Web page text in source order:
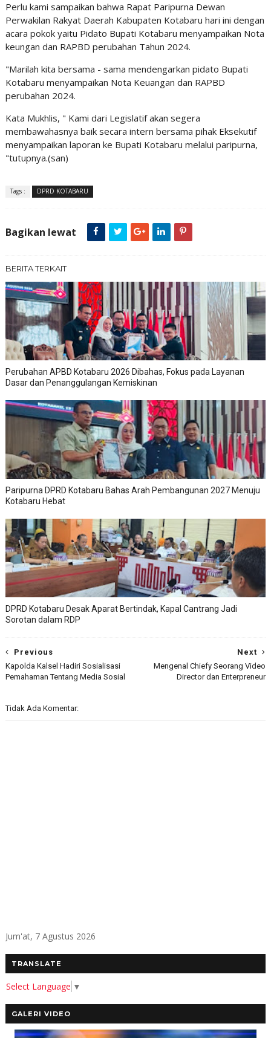
Perlu kami sampaikan bahwa Rapat Paripurna Dewan
Perwakilan Rakyat Daerah Kabupaten Kotabaru hari ini dengan
acara pokok yaitu Pidato Bupati Kotabaru menyampaikan Nota
keungan dan RAPBD perubahan Tahun 2024.
"Marilah kita bersama - sama mendengarkan pidato Bupati
Kotabaru menyampaikan Nota Keuangan dan RAPBD
perubahan 2024.
Kata Mukhlis, " Kami dari Legislatif akan segera
membawahasnya baik secara intern bersama pihak Eksekutif
menyampaikan laporan ke Bupati Kotabaru melalui paripurna,
"tutupnya.(san)
Tags : DPRD KOTABARU
Bagikan lewat
BERITA TERKAIT
Perubahan APBD Kotabaru 2026 Dibahas, Fokus pada Layanan
Dasar dan Penanggulangan Kemiskinan
Paripurna DPRD Kotabaru Bahas Arah Pembangunan 2027 Menuju
Kotabaru Hebat
DPRD Kotabaru Desak Aparat Bertindak, Kapal Cantrang Jadi
Sorotan dalam RDP
Next
Mengenal Chiefy Seorang Video
Director dan Enterpreneur
Previous
Kapolda Kalsel Hadiri Sosialisasi
Pemahaman Tentang Media Sosial
Tidak Ada Komentar:
Jum'at, 7 Agustus 2026
TRANSLATE
Select Language ▼
GALERI VIDEO